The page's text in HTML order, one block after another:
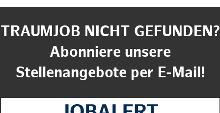
TRAUMJOB NICHT GEFUNDEN?
Abonniere unsere
Stellenangebote per E-Mail!